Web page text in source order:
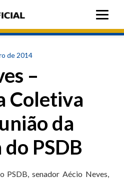
de 2014
–
Coletiva
da
PSDB
PSDB, senador Aécio Neves,